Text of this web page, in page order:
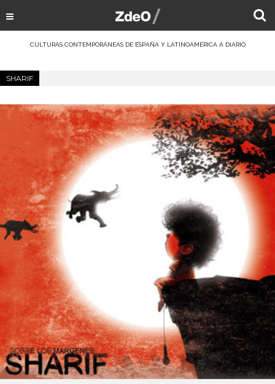
CULTURAS CONTEMPORÁNEAS DE ESPAÑA Y LATINOAMÉRICA A DIARIO
SHARIF